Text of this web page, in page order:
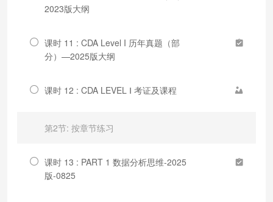
2023版大纲
课时 11 : CDA Level I 历年真题（部
分）—2025版大纲
课时 12 : CDA LEVEL Ⅰ 考证及课程
第2节: 按章节练习
课时 13 : PART 1 数据分析思维-2025
版-0825